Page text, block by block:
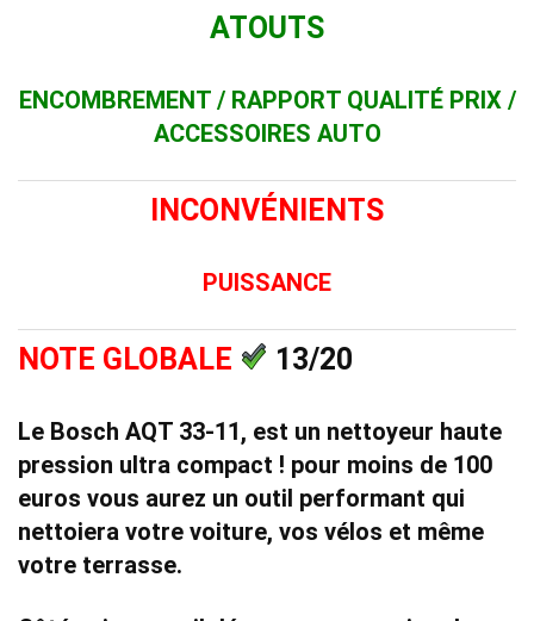
ATOUTS
ENCOMBREMENT / RAPPORT QUALITÉ PRIX /
ACCESSOIRES AUTO
INCONVÉNIENTS
PUISSANCE
NOTE GLOBALE 13/20
Le Bosch AQT 33-11, est un nettoyeur haute
pression ultra compact ! pour moins de 100
euros vous aurez un outil performant qui
nettoiera votre voiture, vos vélos et même
votre terrasse.